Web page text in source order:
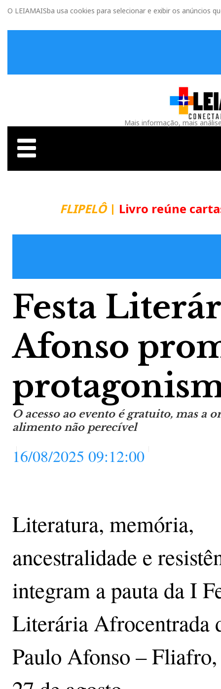
O LEIAMAISba usa cookies para selecionar e exibir os anúncios
Mais informação, mais
FLIPELÔ| Livro reúne
Festa
Afonso
O acesso ao evento é gratuito, mas a
alimento não perecível
16/08/2025 09:12:00
Literatura, memória,
ancestralidade e
integram a pauta da I
Literária Afrocentrada
Paulo Afonso –